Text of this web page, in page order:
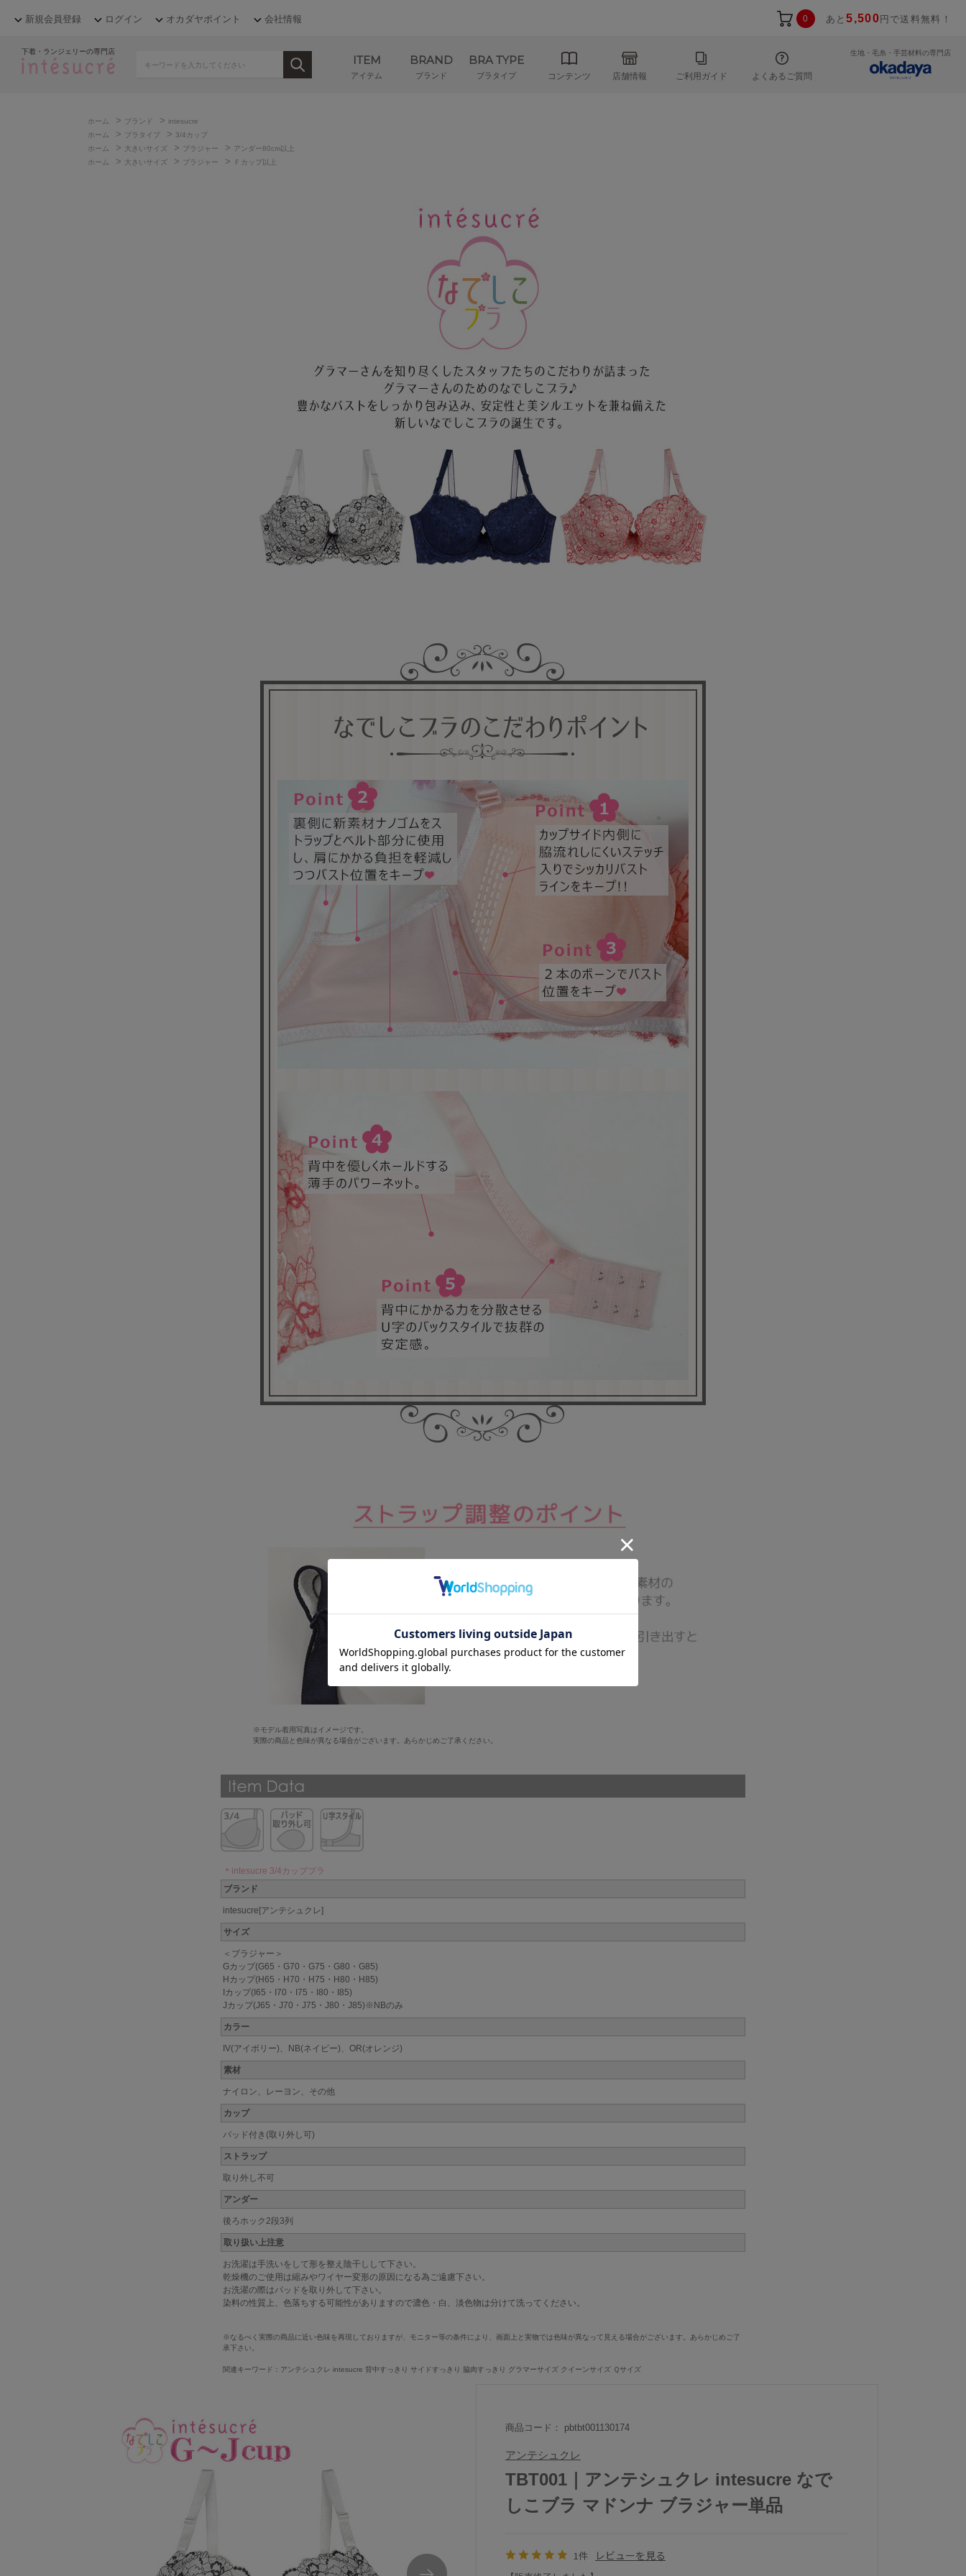
新規会員登録 ログイン オカダヤポイント 会社情報 0 あと5,500 円で送料無料！
下着・ランジェリーの専門店
ITEM
アイテム
BRAND
ブランド
BRA TYPE
ブラタイプ コンテンツ 店舗情報 ご利用ガイド よくあるご質問
生地・毛糸・手芸材料の専門店
ホーム > ブランド > intesucre
ホーム
> ブラタイプ > 3/4カップ
ホーム
> 大きいサイズ > ブラジャー > アンダー80cm以上
ホーム
> 大きいサイズ > ブラジャー > Ｆカップ以上
※モデル着用写真はイメージです。
実際の商品と色味が異なる場合がございます。あらかじめご了承ください。
＊intesucre 3/4カップブラ
ブランド
intesucre[アンテシュクレ]
サイズ
＜ブラジャー＞
Gカップ(G65・G70・G75・G80・G85)
Hカップ(H65・H70・H75・H80・H85)
Iカップ(I65・I70・I75・I80・I85)
Jカップ(J65・J70・J75・J80・J85)※NBのみ
カラー
IV(アイボリー)、NB(ネイビー)、OR(オレンジ)
素材
ナイロン、レーヨン、その他
カップ
パッド付き(取り外し可)
ストラップ
取り外し不可
アンダー
後ろホック2段3列
取り扱い上注意
お洗濯は手洗いをして形を整え陰干しして下さい。
乾燥機のご使用は縮みやワイヤー変形の原因になる為ご遠慮下さい。
お洗濯の際はパッドを取り外して下さい。
染料の性質上、色落ちする可能性がありますので濃色・白、淡色物は分けて洗ってください。
※なるべく実際の商品に近い色味を再現しておりますが、モニター等の条件により、画面上と実物では色味が異なって見える場合がございます。あらかじめご了
承下さい。
関連キーワード：アンテシュクレ intesucre 背中すっきり サイドすっきり 脇肉すっきり グラマーサイズ クイーンサイズ Ｑサイズ
商品コード： pbtbt001130174
アンテシュクレ
TBT001｜アンテシュクレ intesucre なで
しこブラ マドンナ ブラジャー単品
1件 レビューを見る